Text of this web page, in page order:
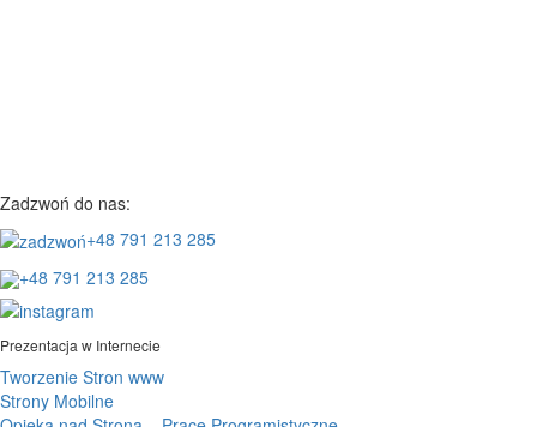
Zadzwoń do nas:
+48 791 213 285
+48 791 213 285
Prezentacja w Internecie
Tworzenie Stron www
Strony Mobilne